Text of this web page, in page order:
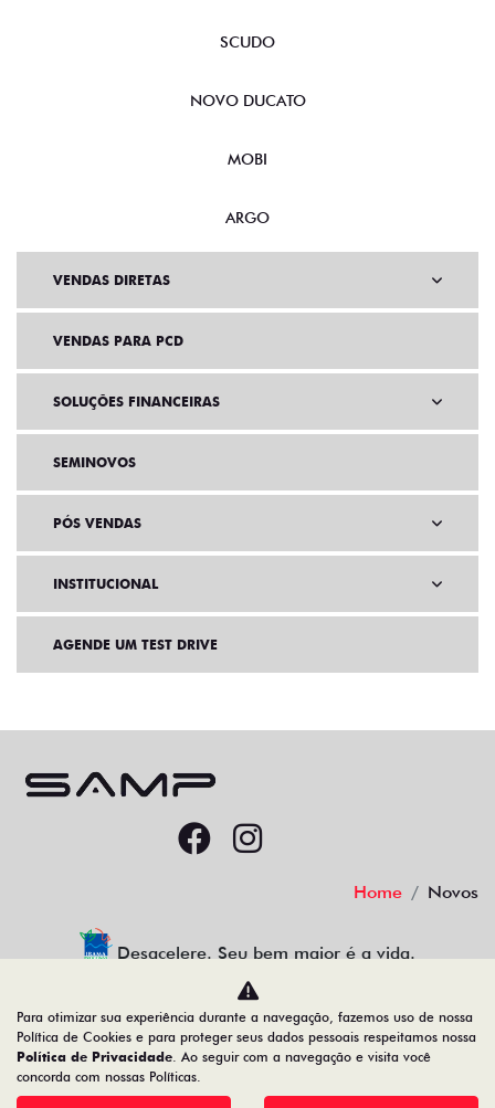
SCUDO
NOVO DUCATO
MOBI
ARGO
VENDAS DIRETAS
VENDAS PARA PCD
SOLUÇÕES FINANCEIRAS
SEMINOVOS
PÓS VENDAS
INSTITUCIONAL
AGENDE UM TEST DRIVE
Home Novos
Desacelere. Seu bem maior é a vida.
78.066.800/0001-00
Para otimizar sua experiência durante a navegação, fazemos uso de nossa
Política de Cookies e para proteger seus dados pessoais respeitamos nossa
Política de Privacidade. Ao seguir com a navegação e visita você
concorda com nossas Políticas.